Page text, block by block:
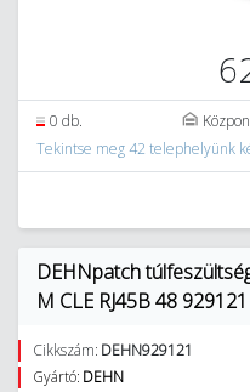
0 db.
Tekintse meg 42 telephelyünk
DEHNpatch
M CLE RJ45B 48 929121
Cikkszám: DEHN929121
Gyártó: DEHN